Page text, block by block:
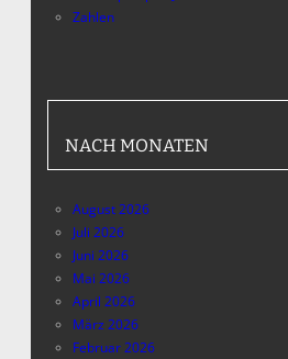
Zahlen
NACH MONATEN
August 2026
Juli 2026
Juni 2026
Mai 2026
April 2026
März 2026
Februar 2026